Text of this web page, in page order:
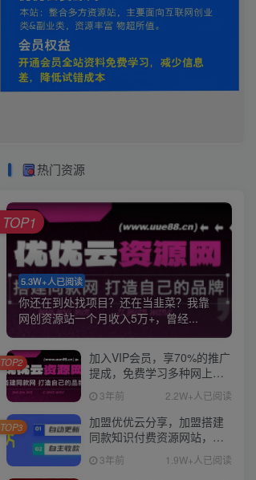
热门资源
5.3W+人已阅读
你还在到处找项目？还在当韭菜？我靠
网创资源站一个月收入5万+，曾经...
TOP1
加入VIP会员，享70%的推广
提成，免费学习多种网上创
业课程，菜鸟秒变大神！
3年前 2.2W+人已阅读
TOP2
加盟优优云分享，加盟搭建
同款知识付费资源网站，实
现长期稳定被动收入~
3年前 1.9W+人已阅读
TOP3